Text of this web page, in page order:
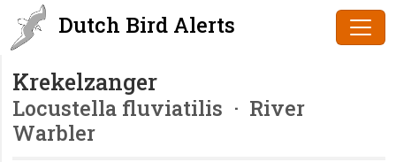
Dutch Bird Alerts
Krekelzanger
Locustella fluviatilis · River
Warbler